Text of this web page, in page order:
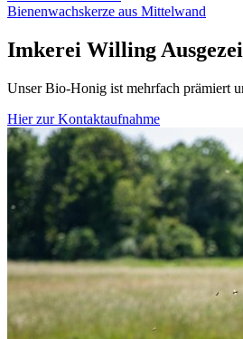
Bienenwachskerze aus Mittelwand
Imkerei Willing
Unser Bio-Honig ist mehrfach prämiert
Hier zur Kontaktaufnahme